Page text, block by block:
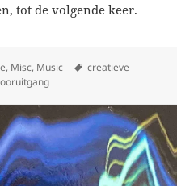
tot de volgende keer.
, Misc, Music Tags
creatieve